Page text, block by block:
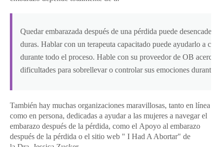
Quedar embarazada después de una pérdida puede
duras. Hablar con un terapeuta capacitado puede ayudarlo a
durante todo el proceso. Hable con su proveedor de OB acerca
dificultades para sobrellevar o controlar sus emociones durante
También hay muchas organizaciones maravillosas, tanto en línea
como en persona, dedicadas a ayudar a las mujeres a navegar el
embarazo después de la pérdida, como el Apoyo al embarazo
después de la pérdida o el sitio web " I Had A Abortar" de